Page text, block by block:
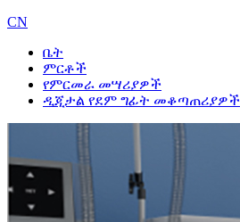
CN
ቤት
ምርቶች
የምርመራ መሣሪያዎች
ዲጂታል የደም ግፊት መቆጣጠሪያዎች